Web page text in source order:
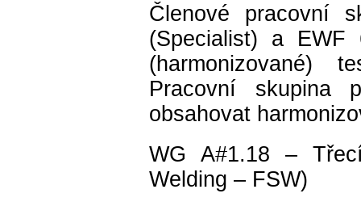
Členové pracovní
(Specialist) a EWF
(harmonizované)
Pracovní skupina
obsahovat
WG A#1.18 –
Welding – FSW)